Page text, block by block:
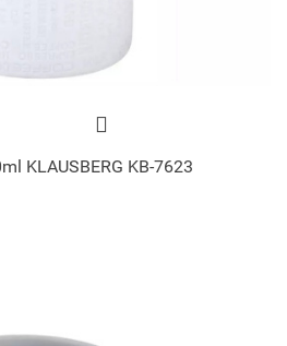
KLAUSBERG KB-7623